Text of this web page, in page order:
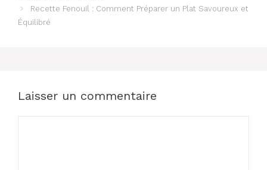
Recette Fenouil : Comment Préparer un Plat Savoureux et
Équilibré
Laisser un commentaire